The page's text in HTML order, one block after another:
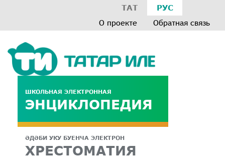
ТАТ РУС
О проекте Обратная связь
ШКОЛЬНАЯ ЭЛЕКТРОННАЯ
ЭНЦИКЛОПЕДИЯ
ӘДӘБИ УКУ БУЕНЧА ЭЛЕКТРОН
ХРЕСТОМАТИЯ